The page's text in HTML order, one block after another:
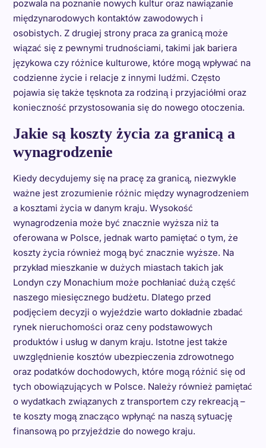
pozwala na poznanie nowych kultur oraz nawiązanie
międzynarodowych kontaktów zawodowych i
osobistych. Z drugiej strony praca za granicą może
wiązać się z pewnymi trudnościami, takimi jak bariera
językowa czy różnice kulturowe, które mogą wpływać na
codzienne życie i relacje z innymi ludźmi. Często
pojawia się także tęsknota za rodziną i przyjaciółmi oraz
konieczność przystosowania się do nowego otoczenia.
Jakie są koszty życia za granicą a
wynagrodzenie
Kiedy decydujemy się na pracę za granicą, niezwykle
ważne jest zrozumienie różnic między wynagrodzeniem
a kosztami życia w danym kraju. Wysokość
wynagrodzenia może być znacznie wyższa niż ta
oferowana w Polsce, jednak warto pamiętać o tym, że
koszty życia również mogą być znacznie wyższe. Na
przykład mieszkanie w dużych miastach takich jak
Londyn czy Monachium może pochłaniać dużą część
naszego miesięcznego budżetu. Dlatego przed
podjęciem decyzji o wyjeździe warto dokładnie zbadać
rynek nieruchomości oraz ceny podstawowych
produktów i usług w danym kraju. Istotne jest także
uwzględnienie kosztów ubezpieczenia zdrowotnego
oraz podatków dochodowych, które mogą różnić się od
tych obowiązujących w Polsce. Należy również pamiętać
o wydatkach związanych z transportem czy rekreacją –
te koszty mogą znacząco wpłynąć na naszą sytuację
finansową po przyjeździe do nowego kraju.